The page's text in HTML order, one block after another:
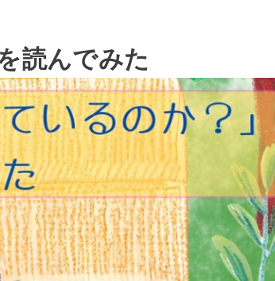
読んでみた